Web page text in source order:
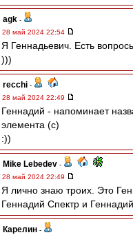
agk -
28 май 2024 22:54
Я Геннадьевич. Есть
)))
recchi -
28 май 2024 22:49
Геннадий - напоминает
элемента (с)
:))
Mike Lebedev -
28 май 2024 22:49
Я лично знаю троих. Это
Геннадий Спектр и
Карелин -